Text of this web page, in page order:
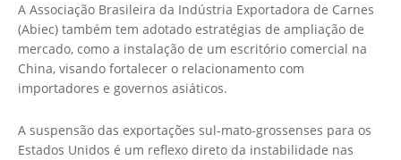
A Associação Brasileira da Indústria Exportadora de Carnes
(Abiec) também tem adotado estratégias de ampliação de
mercado, como a instalação de um escritório comercial na
China, visando fortalecer o relacionamento com
importadores e governos asiáticos.
A suspensão das exportações sul-mato-grossenses para os
Estados Unidos é um reflexo direto da instabilidade nas